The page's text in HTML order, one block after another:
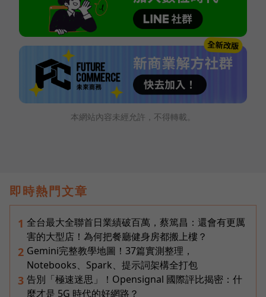
本網站內容未經允許，不得轉載。
即時熱門文章
1 全台最大全聯首日業績破百萬，蔡篤昌：還會有更厲
害的大型店！為何把餐廳健身房都搬上樓？
2 Gemini完整教學地圖！37篇實測整理，
Notebooks、Spark、提示詞架構全打包
3 告別「極速迷思」！Opensignal 國際評比揭密：什
麼才是 5G 時代的好網路？